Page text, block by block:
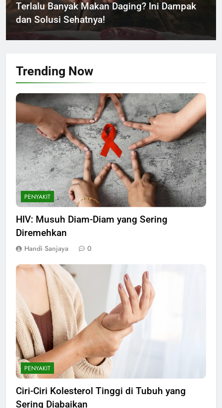
Terlalu Banyak Makan Daging? Ini Dampak
dan Solusi Sehatnya!
Handi Sanjaya 1 minggu ago
Trending Now
PENYAKIT
HIV: Musuh Diam-Diam yang Sering
Diremehkan
Handi Sanjaya 0
PENYAKIT
Ciri-Ciri Kolesterol Tinggi di Tubuh yang
Sering Diabaikan